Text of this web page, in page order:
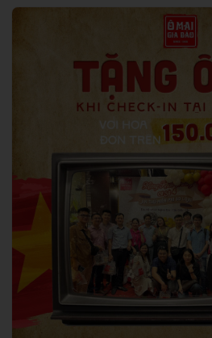
Ngày hết hạn:
Điều kiện: